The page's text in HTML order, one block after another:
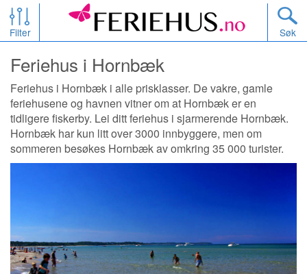
Filter Søk
Feriehus i Hornbæk
Feriehus i Hornbæk i alle prisklasser. De vakre, gamle
feriehusene og havnen vitner om at Hornbæk er en
tidligere fiskerby. Lei ditt feriehus i sjarmerende Hornbæk.
Hornbæk har kun litt over 3000 innbyggere, men om
sommeren besøkes Hornbæk av omkring 35 000 turister.